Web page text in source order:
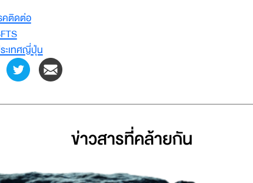
คติดต่อ
ะเทศญี่ปุ่น
ข่าวสารที่่คล้ายกัน